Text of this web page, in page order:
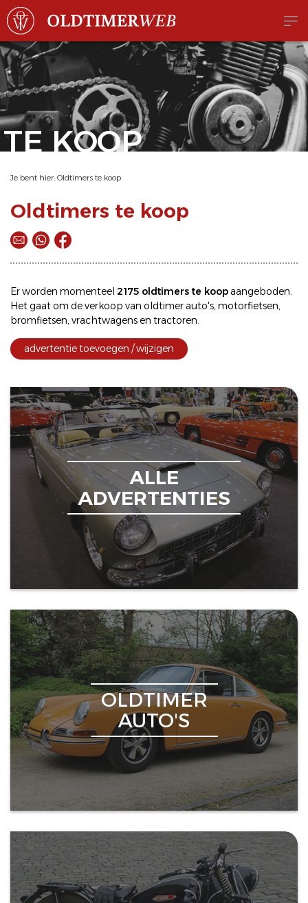
TE KOOP
Je bent hier: Oldtimers te koop
Oldtimers te koop
Er worden momenteel 2175 oldtimers te koopaangeboden.
Het gaat om deverkoop van oldtimerauto's,motorfietsen,
bromfietsen,vrachtwagens en tractoren.
advertentie toevoegen / wijzigen
ALLE
ADVERTENTIES
OLDTIMER
AUTO'S